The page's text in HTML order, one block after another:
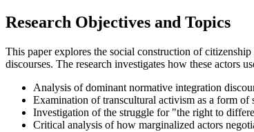
Research Objectives and Topics
This paper explores the social construction of
discourses. The research investigates how these actors
Analysis of dominant normative integration
Examination of transcultural activism as a form of
Investigation of the struggle for "the right to
Critical analysis of how marginalized actors